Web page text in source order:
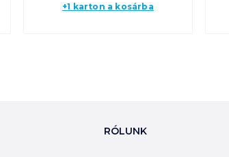
+1 karton a kosárba
RÓLUNK